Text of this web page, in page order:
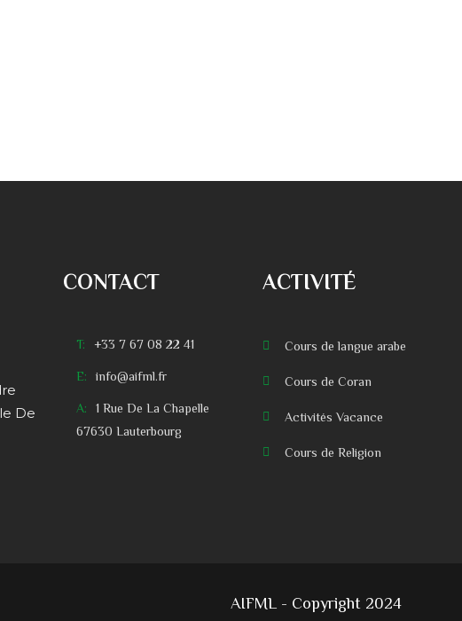
De
CONTACT
T: +33 7 67 08 22 41
E: info@aifml.fr
A:
1 Rue De La Chapelle
67630 Lauterbourg
ACTIVITÉ
Cours de langue arabe
Cours de Coran
Activités Vacance
Cours de Religion
AIFML - Copyright 2024